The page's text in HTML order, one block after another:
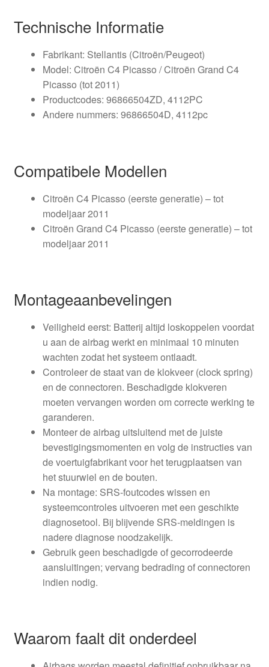
Technische Informatie
Fabrikant: Stellantis (Citroën/Peugeot)
Model: Citroën C4 Picasso / Citroën Grand C4
Picasso (tot 2011)
Productcodes: 96866504ZD, 4112PC
Andere nummers: 96866504D, 4112pc
Compatibele Modellen
Citroën C4 Picasso (eerste generatie) – tot
modeljaar 2011
Citroën Grand C4 Picasso (eerste generatie) – tot
modeljaar 2011
Montageaanbevelingen
Veiligheid eerst: Batterij altijd loskoppelen voordat
u aan de airbag werkt en minimaal 10 minuten
wachten zodat het systeem ontlaadt.
Controleer de staat van de klokveer (clock spring)
en de connectoren. Beschadigde klokveren
moeten vervangen worden om correcte werking te
garanderen.
Monteer de airbag uitsluitend met de juiste
bevestigingsmomenten en volg de instructies van
de voertuigfabrikant voor het terugplaatsen van
het stuurwiel en de bouten.
Na montage: SRS-foutcodes wissen en
systeemcontroles uitvoeren met een geschikte
diagnosetool. Bij blijvende SRS-meldingen is
nadere diagnose noodzakelijk.
Gebruik geen beschadigde of gecorrodeerde
aansluitingen; vervang bedrading of connectoren
indien nodig.
Waarom faalt dit onderdeel